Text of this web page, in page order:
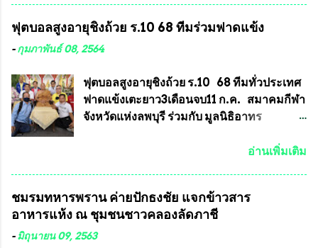
คุณสมบัติชัดเจนดังนี้ 1.)พระทุกองค์จะต้อง
ตอกโค๊ตและรันหมายเลข (พร้อมทั้งมีการทำ
ประกาศจำนวนการจัดสร้างให้ชัดเจน ว่าสร้าง
จำนวนเท่าไหร่ (เพื่อป้องกันการปั๊มเสริมใน
ภายหลัง) 3.)มีวัตถุประสงค์ที...
ทำความผิดกฎหมายการเลือกตั้ง นายณัฏฐ์ ธีร
ณัฐสุภานนท์ เปิดเผยว่า “ยกตัวอย่างในเขต
การเลือกตั้งต้องแสวงหาข้อเท็จจริงและดำเนิน
การจัดให้มีการเลือกตั้งใหม่ เพราะมีการร้อง
เรียนการกระทำความผิดกฎหมายการเลือกตั้ง
เลขาธิการคณะกรรมการการเลือกตั้ง เพื่อให้
การเลือกตั้งจะดำเนินการจัดให้มีการเลือกตั้ง
ใหม่อีกครั้ง ประธานมูลนิธิธรรมาภิบาลและ
ต่อต้านทุจริต กล่าวต่ออีกว่า “นครเชียงใหม่
ฟุตบอลสูงอายุชิงถ้วย ร.10 68 ทีมร่วมฟาดแข้ง
-กุมภาพันธ์ 08, 2564
ฟุตบอลสูงอายุชิงถ้วย ร.10 68 ทีมทั่วประเทศ
ฟาดแข้งเตะยาว3เดือนจบ11 ก.ค. สมาคมกีฬา
จังหวัดแห่งลพบุรี ร่วมกับ มูลนิธิอาทร
แข่งขันฟุตบอลสูงอายุชิงแชมป์ประเทศไทย ชิง
อดีตนักเตะทีมชาติอนุญาตให้ลงแข่งขันได้ ทีม
แชมป์ได้รับ 150,000 บาท พร้อมได้สิทธิ์ไป
ทัวร์ต่างประเทศอีกด้วย ที่ห้องประชุม โรงทาน
อ่านเพิ่มเติม
ชมรมทหารพราน ค่ายปักธงชัย แจกข้าวสาร
อาหารแห้ง ณ​ ชุมชนชาวคลองลัดภาชี
-มิถุนายน 09, 2563